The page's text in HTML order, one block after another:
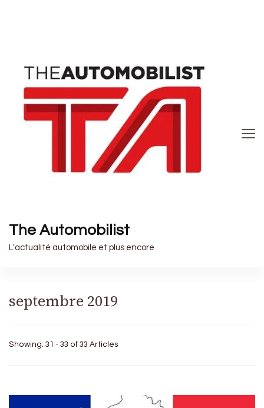
The Automobilist
L'actualité automobile et plus encore
septembre 2019
Showing: 31 - 33 of 33 Articles